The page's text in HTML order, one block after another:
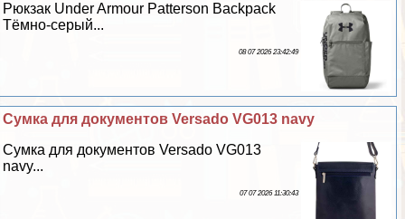
Рюкзак Under Armour Patterson Backpack
Тёмно-серый...
08 07 2026 23:42:49
Сумка для документов Versado VG013 navy
Сумка для документов Versado VG013
navy...
07 07 2026 11:30:43